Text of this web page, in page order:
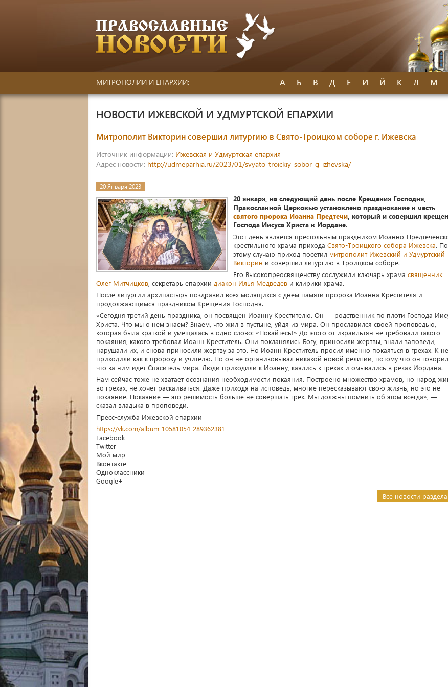
МИТРОПОЛИИ И ЕПАРХИИ: А Б В Д Е И Й К Л М
НОВОСТИ ИЖЕВСКОЙ И УДМУРТСКОЙ ЕПАРХИИ
Митрополит Викторин совершил литургию в Свято-Троицком соборе г. Ижевска
Источник информации: Ижевская и Удмуртская епархия
Адрес новости: http://udmeparhia.ru/2023/01/svyato-troickiy-sobor-g-izhevska/
20 Января 2023
20 января, на следующий день после Крещения Господня,
Православной Церковью установлено празднование в честь
святого пророка Иоанна Предтечи , который и совершил
Господа Иисуса Христа в Иордане.
Этот день является престольным праздником Иоанно-
крестильного храма прихода Свято-Троицкого собора Ижевска. По
этому случаю приход посетил митрополит Ижевский и Удмуртский
Викторин и совершил литургию в Троицком соборе.
Его Высокопреосвященству сослужили ключарь храма священник
Олег Митчицков , секретарь епархии диакон Илья Медведев и клирики храма.
После литургии архипастырь поздравил всех молящихся с днем памяти пророка Иоанна Крестителя и
продолжающимся праздником Крещения Господня.
«Сегодня третий день праздника, он посвящен Иоанну Крестителю. Он — родственник по плоти Господа
Христа. Что мы о нем знаем? Знаем, что жил в пустыне, уйдя из мира. Он прославился своей проповедью,
которая была краткой и умещалась в одно слово: «Покайтесь!» До этого от израильтян не требовали такого
покаяния, какого требовал Иоанн Креститель. Они покланялись Богу, приносили жертвы, знали заповеди,
нарушали их, и снова приносили жертву за это. Но Иоанн Креститель просил именно покаяться в грехах. К
приходили как к пророку и учителю. Но он не организовывал никакой новой религии, потому что он говорил,
что за ним идет Спаситель мира. Люди приходили к Иоанну, каялись к грехах и омывались в реках Иордана.
Нам сейчас тоже не хватает осознания необходимости покаяния. Построено множество храмов, но народ
во грехах, не хочет раскаиваться. Даже приходя на исповедь, многие пересказывают свою жизнь, но это не
покаяние. Покаяние — это решимость больше не совершать грех. Мы должны помнить об этом всегда», —
сказал владыка в проповеди.
Пресс-служба Ижевской епархии
https://vk.com/album-10581054_289362381
Facebook
Twitter
Мой мир
Вконтакте
Одноклассники
Google+
Все новости